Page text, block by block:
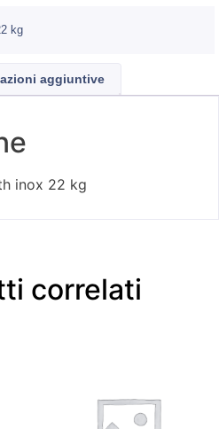
kg
aggiuntive
inox 22 kg
correlati